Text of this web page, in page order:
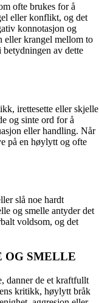
ofte brukes for å
eller konflikt, og det
konnotasjon og
eller krangel mellom to
av dette
irettesette eller skjelle
og sinte ord for å
eller handling. Når
på en høylytt og ofte
slå noe hardt
og smelle antyder det
voldsom, og det
OG SMELLE
danner de et kraftfullt
kritikk, høylytt bråk